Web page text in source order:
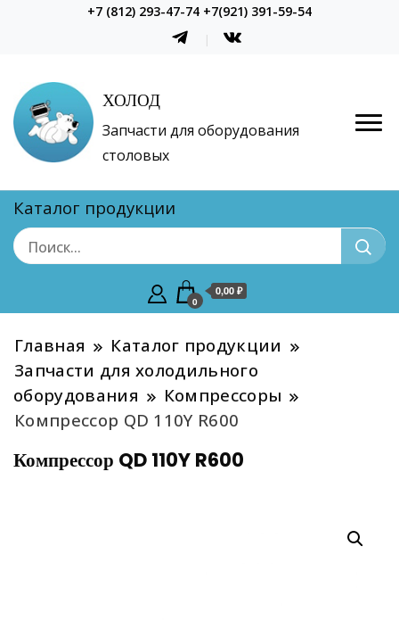
+7 (812) 293-47-74 +7(921) 391-59-54
ХОЛОД
Запчасти для оборудования
столовых
Каталог продукции
0
0,00 ₽
Главная
Каталог продукции
Запчасти для холодильного
оборудования
Компрессоры
Компрессор QD 110Y R600
Компрессор QD 110Y R600